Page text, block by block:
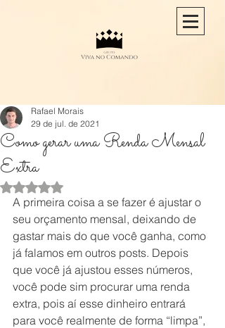
Como gerar uma Renda Mensal
Extra
Rafael Morais
29 de jul. de 2021
Avaliado com NaN de 5 estrelas.
A primeira coisa a se fazer é ajustar o
seu orçamento mensal, deixando de
gastar mais do que você ganha, como
já falamos em outros posts. Depois
que você já ajustou esses números,
você pode sim procurar uma renda
extra, pois aí esse dinheiro entrará
para você realmente de forma “limpa”,